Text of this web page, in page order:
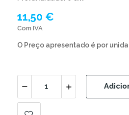
11,50 €
Com IVA
O Preço apresentado é por